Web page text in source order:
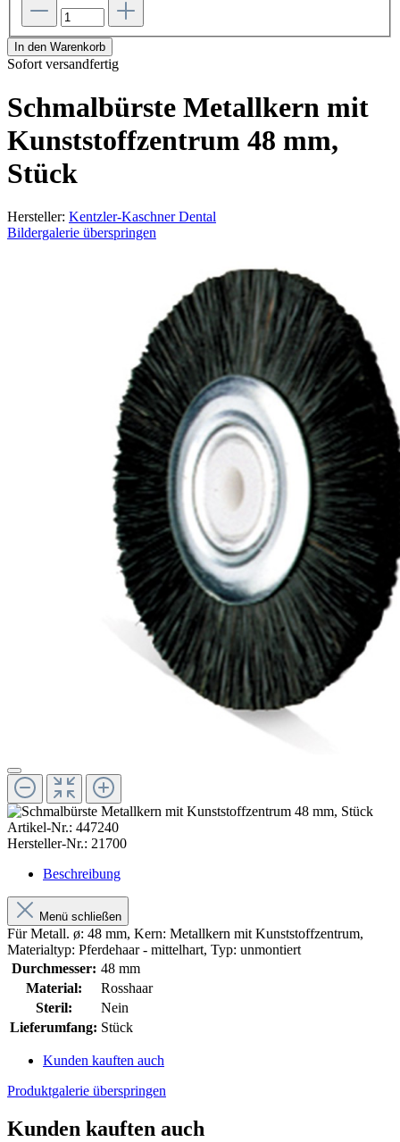
In den Warenkorb
Sofort versandfertig
Schmalbürste Metallkern mit
Kunststoffzentrum 48 mm,
Stück
Hersteller: Kentzler-Kaschner Dental
Bildergalerie überspringen
Artikel-Nr.: 447240
Hersteller-Nr.: 21700
Beschreibung
Menü schließen
Für Metall. ø: 48 mm, Kern: Metallkern mit Kunststoffzentrum,
Materialtyp: Pferdehaar - mittelhart, Typ: unmontiert
Durchmesser: 48 mm
Material:
Rosshaar
Steril:
Nein
Lieferumfang: Stück
Kunden kauften auch
Produktgalerie überspringen
Kunden kauften auch